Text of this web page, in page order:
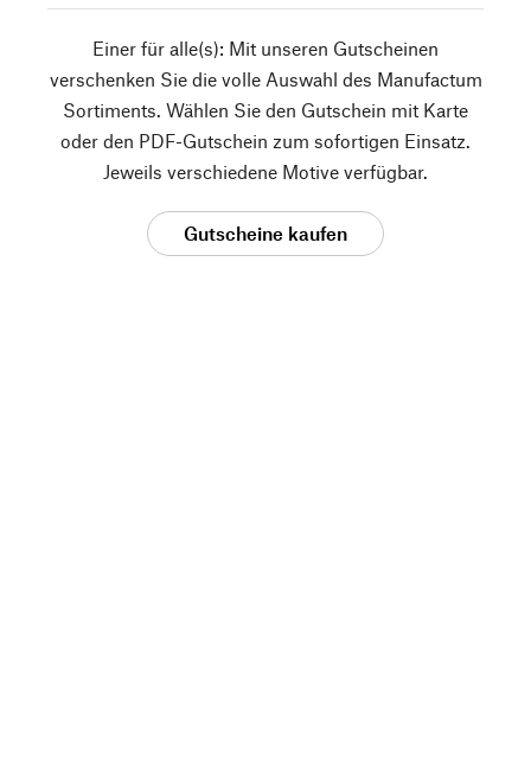
Einer für alle(s): Mit unseren Gutscheinen
verschenken Sie die volle Auswahl des Manufactum
Sortiments. Wählen Sie den Gutschein mit Karte
oder den PDF-Gutschein zum sofortigen Einsatz.
Jeweils verschiedene Motive verfügbar.
Gutscheine kaufen